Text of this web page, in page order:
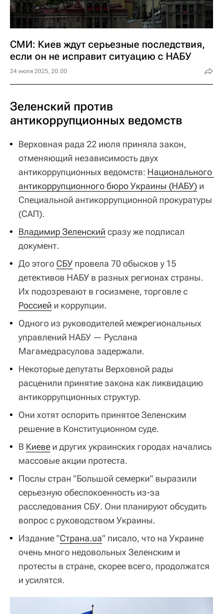
СМИ: Киев ждут серьезные последствия,
если он не исправит ситуацию с НАБУ
24 июля 2025, 20:00
Зеленский против
антикоррупционных ведомств
Верховная рада 22 июля приняла закон,
отменяющий независимость двух
антикоррупционных ведомств: Национального
антикоррупционного бюро Украины (НАБУ) и
Специальной антикоррупционной прокуратуры
(САП).
Владимир Зеленский сразу же подписал
документ.
До этого СБУ провела 70 обысков у 15
детективов НАБУ в разных регионах страны.
Их подозревают в госизмене, торговле с
Россией и коррупции.
Одного из руководителей межрегиональных
управлений НАБУ — Руслана
Магамедрасулова задержали.
Некоторые депутаты Верховной рады
расценили принятие закона как ликвидацию
антикоррупционных структур.
Они хотят оспорить принятое Зеленским
решение в Конституционном суде.
В Киеве и других украинских городах начались
массовые акции протеста.
Послы стран "Большой семерки" выразили
серьезную обеспокоенность из-за
расследования СБУ. Они планируют обсудить
вопрос с руководством Украины.
Издание "Страна.ua" писало, что на Украине
очень много недовольных Зеленским и
протесты в стране, скорее всего, продолжатся
и усилятся.